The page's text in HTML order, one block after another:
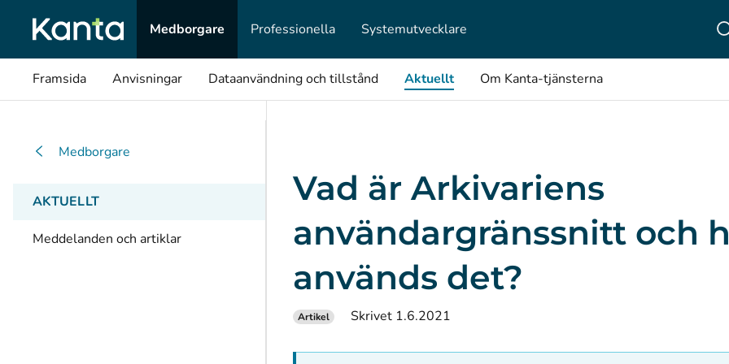
Medborgare
Professionella Systemutvecklare
Framsida Anvisningar Dataanvändning och tillstånd Aktuellt Om Kanta-tjänsterna
Medborgare
AKTUELLT
Meddelanden och artiklar
Vad är Arkivariens
användargränssnitt och
används det?
Artikel Skrivet 1.6.2021